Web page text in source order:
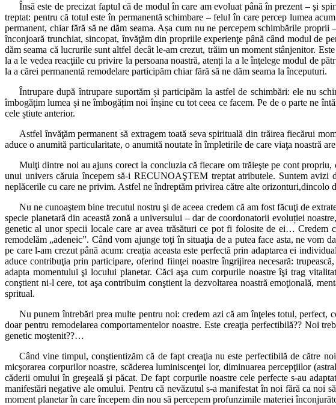
Însă este de precizat faptul că de modul în care am evoluat până în prezent – şi
treptat: pentru că totul este în permanentă schimbare – felul în care percep lumea
permanent, chiar fără să ne dăm seama. Așa cum nu ne percepem schimbările
înconjoară trunchiat, sincopat, învăţăm din propriile experienţe până când modul de
dăm seama că lucrurile sunt altfel decât le-am crezut, trăim un moment stânjenitor.
la a le vedea reacţiile cu privire la persoana noastră, atenți la a le înţelege modul de
la a cărei permanentă remodelare participăm chiar fără să ne dăm seama la începuturi.
Întrupare după întrupare suportăm și participăm la astfel de schimbări: ele nu
îmbogățim lumea și ne îmbogățim noi înșine cu tot ceea ce facem. Pe de o parte ne
cele știute anterior.
Astfel învăţăm permanent să extragem toată seva spirituală din trăirea fiecărui
aduce o anumită particularitate, o anumită noutate în împletirile de care viaţa noastră
Mulţi dintre noi au ajuns corect la concluzia că fiecare om trăieşte pe cont
unui univers căruia începem să-i RECUNOAŞTEM treptat atributele. Suntem avizi
neplăcerile cu care ne privim. Astfel ne îndreptăm privirea către alte
Nu ne cunoaştem bine trecutul nostru şi de aceea credem că am fost făcuţi de
specie planetară din această zonă a universului – dar de coordonatorii evoluției
genetic al unor specii locale care ar avea trăsături ce pot fi folosite de ei… Credem
remodelăm „adeneic”. Când vom ajunge toţi în situaţia de a putea face asta, ne vom
pe care l-am crezut până acum: creaţia aceasta este perfectă prin adaptarea ei
aduce contribuţia prin participare, oferind fiinţei noastre îngrijirea necesară:
adapta momentului şi locului planetar. Căci aşa cum corpurile noastre îşi trag
conştient ni-l cere, tot aşa contribuim conştient la dezvoltarea noastră emoţională,
spritual.
Nu punem întrebări prea multe pentru noi: credem azi că am înţeles totul,
doar pentru remodelarea comportamentelor noastre. Este creaţia perfectibilă?? Noi
genetic moştenit??…
Când vine timpul, conştientizăm că de fapt creaţia nu este perfectibilă de către
micşorarea corpurilor noastre, scăderea luminiscenţei lor, diminuarea percepţiilor
căderii omului în greşeală şi păcat. De fapt corpurile noastre cele perfecte s-au
manifestări negative ale omului. Pentru că nevăzutul s-a manifestat în noi fără ca noi
moment planetar în care începem din nou să percepem profunzimile materiei